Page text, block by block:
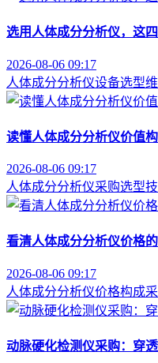
选用人体成分分析仪，这
2026-08-06 09:17
人体成分分析仪设备选型
读懂人体成分分析仪价值
2026-08-06 09:17
人体成分分析仪采购选型
看清人体成分分析仪价格
2026-08-06 09:17
人体成分分析仪价格构成
动脉硬化检测仪采购：穿